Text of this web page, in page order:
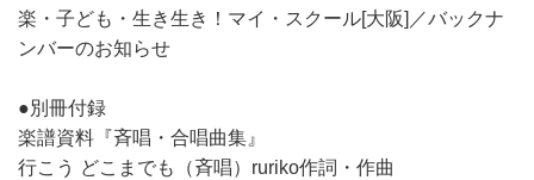
楽・子ども・生き生き！マイ・スクール[大阪]／バックナ
ンバーのお知らせ
●別冊付録
楽譜資料『斉唱・合唱曲集』
行こう どこまでも（斉唱）ruriko作詞・作曲